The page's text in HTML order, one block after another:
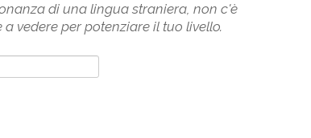
di una lingua straniera, non c'è
vedere per potenziare il tuo livello.